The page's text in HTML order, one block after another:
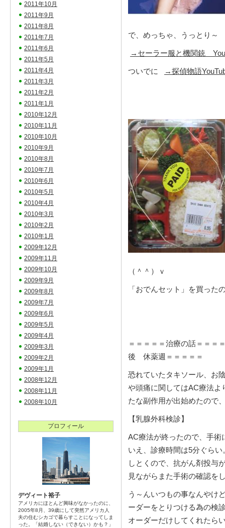
で、めっちゃ、うっとり～
→セーラー服と機関銃
ついでに →探偵物語
（＾＾）ｖ
「おでんセット」を買った
＝＝＝＝＝治療の話＝＝＝
後 休薬週＝＝＝＝＝
恐れていたタキソール、お
や頭痛に関してはAC療法よ
たな副作用が出始めたので
【乳腺外科検診】
AC療法が終ったので、手術
いえ、診療時間は5分ぐら
しとくので、抗がん剤投与
見ながらまた手術の確認を
う～んいつもの事なんやけ
ーダーをとりつける為の検
オーダーだけしてくれたら
2011年10月
2011年9月
2011年8月
2011年7月
2011年6月
2011年5月
2011年4月
2011年3月
2011年2月
2011年1月
2010年12月
2010年11月
2010年10月
2010年9月
2010年8月
2010年7月
2010年6月
2010年5月
2010年4月
2010年3月
2010年2月
2010年1月
2009年12月
2009年11月
2009年10月
2009年9月
2009年8月
2009年7月
2009年6月
2009年5月
2009年4月
2009年3月
2009年2月
2009年1月
2008年12月
2008年11月
2008年10月
プロフィール
デヴィート裕子
アメリカにほとんど興味がなかったのに、
2005年8月、39歳にして突然アメリカ人
夫の住むシカゴで暮らすことになってしま
った。「結婚しない（できない）かも？」